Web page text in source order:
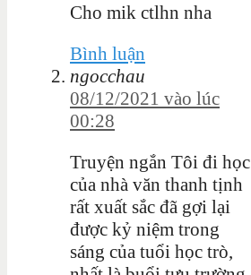
Cho mik ctlhn nha
Bình luận
ngocchau
08/12/2021 vào lúc
00:28
Truyện ngắn Tôi đi học
của nhà văn thanh tịnh
rất xuất sắc đã gợi lại
được kỷ niệm trong
sáng của tuổi học trò,